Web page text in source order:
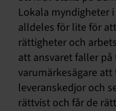
Lokala myndigheter
alldeles för lite för
rättigheter och
att ansvaret faller
varumärkesägare att
leveranskedjor och
rättvist och får de